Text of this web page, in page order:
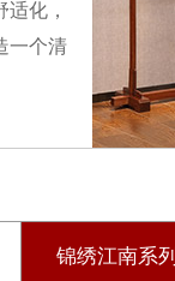
化，
一个清
锦绣江南系列